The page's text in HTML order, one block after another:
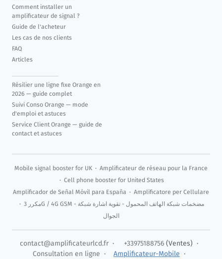
Comment installer un
amplificateur de signal ?
Guide de l'acheteur
Les cas de nos clients
FAQ
Articles
Résilier une ligne fixe Orange en
2026 — guide complet
Suivi Conso Orange — mode
d'emploi et astuces
Service Client Orange — guide de
contact et astuces
Mobile signal booster for UK · Amplificateur de réseau pour la France
· Cell phone booster for United States
Amplificador de Señal Móvil para España · Amplificatore per Cellulare
· مكرر 3G / 4G GSM - مضخمات شبكة الهاتف المحمول - تقوية اشارة شبكة
الجوال
contact@amplificateurlcd.fr · +33975188756 (Ventes) ·
Consultation en ligne · Amplificateur-Mobile ·